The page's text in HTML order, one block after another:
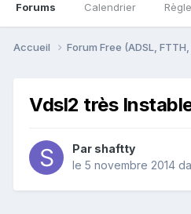
Forums Calendrier
Accueil Forum Free (ADSL,
Vdsl2 très
Par shaftty
le 5 novembre 2014